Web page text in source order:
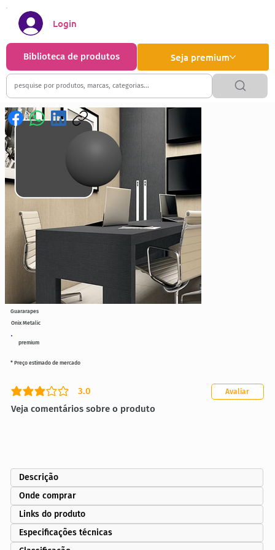
Seja premium
Biblioteca de produtos
Login
premium
Onix Metalic
3.0
classificação média é 3 de 5
Veja comentários sobre o produto
Avaliar
* Preço estimado de mercado
Guararapes
Descrição
Onde comprar
Links do produto
Especificações técnicas